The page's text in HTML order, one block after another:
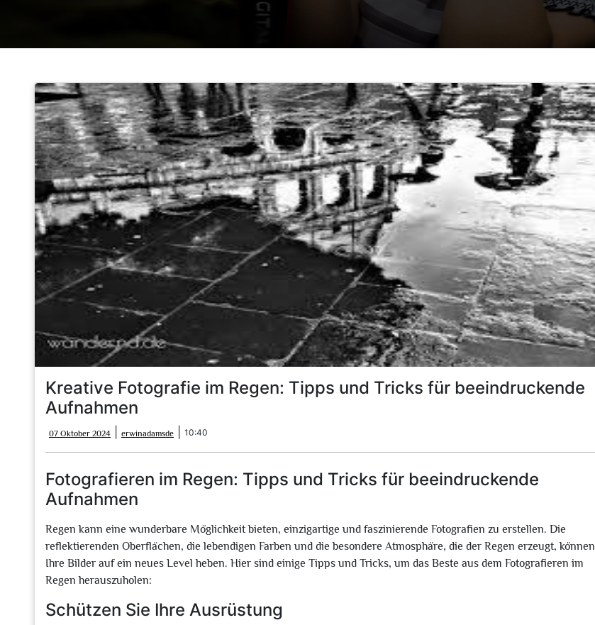
Kreative Fotografie im Regen: Tipps und Tricks für beeindruckende
Aufnahmen
07 Oktober 2024
Oktober
2024
erwinadamsde erwinadamsde
10:40
Fotografieren im Regen: Tipps und Tricks für beeindruckende
Aufnahmen
Regen kann eine wunderbare Möglichkeit bieten, einzigartige und faszinierende Fotografien zu erstellen. Die
reflektierenden Oberflächen, die lebendigen Farben und die besondere Atmosphäre, die der Regen erzeugt, können
Ihre Bilder auf ein neues Level heben. Hier sind einige Tipps und Tricks, um das Beste aus dem Fotografieren im
Regen herauszuholen:
Schützen Sie Ihre Ausrüstung